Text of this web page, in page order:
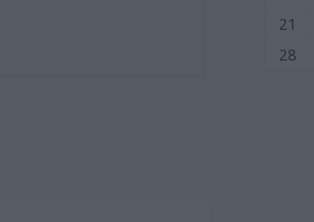
21
28